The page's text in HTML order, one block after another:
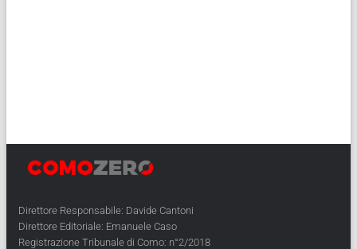
Direttore Responsabile: Davide Cantoni
Direttore Editoriale: Emanuele Caso
Registrazione Tribunale di Como: n°2/2018